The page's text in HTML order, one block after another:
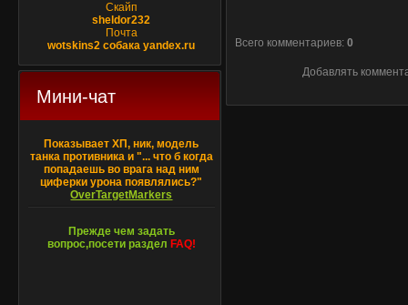
Скайп
sheldor232
Почта
wotskins2 собака yandex.ru
Мини-чат
Показывает ХП, ник, модель
танка противника и "... что б когда
попадаешь во врага над ним
циферки урона появлялись?"
OverTargetMarkers
Прежде чем задать
вопрос,посети раздел FAQ!
Всего комментариев: 0
Добавлять